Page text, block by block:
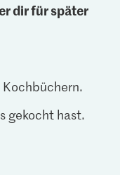
dir für später
gekocht hast.